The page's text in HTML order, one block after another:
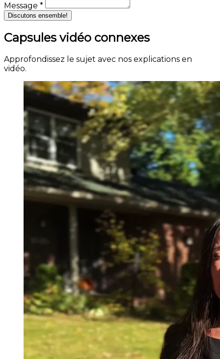
Message *
Discutons ensemble!
Capsules vidéo connexes
Approfondissez le sujet avec nos explications en
vidéo.